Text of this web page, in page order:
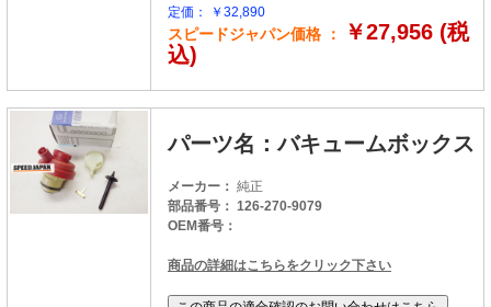
定価： ￥32,890
スピードジャパン価格 ：
￥27,956 (税
込)
パーツ名：バキュームボックス
メーカー： 純正
部品番号： 126-270-9079
OEM番号：
商品の詳細はこちらをクリック下さい